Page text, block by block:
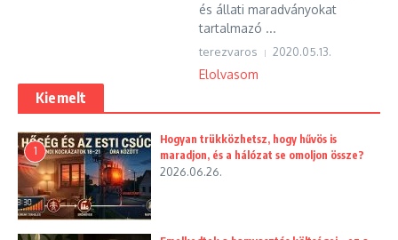
és állati maradványokat
tartalmazó ...
terezvaros 2020.05.13.
Elolvasom
Kiemelt
1
Hogyan trükközhetsz, hogy hűvös is
maradjon, és a hálózat se omoljon össze?
2026.06.26.